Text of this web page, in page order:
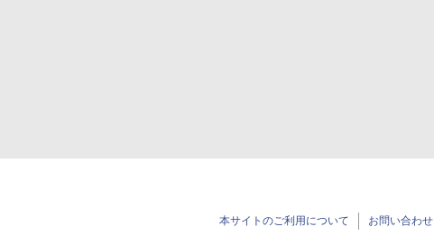
本サイトのご利用について お問い合わせ